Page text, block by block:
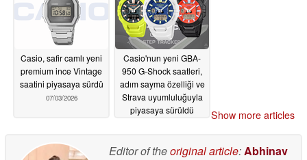
Casio, safir camlı yeni
premium ince Vintage
saatini piyasaya sürdü
07/03/2026
Casio'nun yeni GBA-
950 G-Shock saatleri,
adım sayma özelliği ve
Strava uyumluluğuyla
piyasaya sürüldü
Show more articles
Editor of theoriginal article:Abhinav